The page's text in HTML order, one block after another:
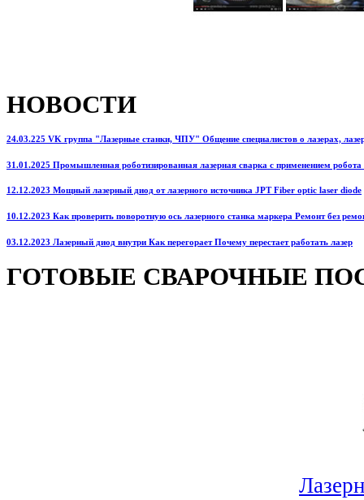
НОВОСТИ
24.03.225 VK группа "Лазерные станки, ЧПУ" Общение специалистов о лазерах,
31.01.2025 Промышленная роботизированная лазерная сварка с применением
12.12.2023 Мощный лазерный диод от лазерного источника JPT Fiber optic laser diode
10.12.2023 Как проверить поворотную ось лазерного станка маркера Ремонт без
03.12.2023 Лазерный диод внутри Как перегорает Почему перестает работать лазер
ГОТОВЫЕ СВАРОЧНЫЕ